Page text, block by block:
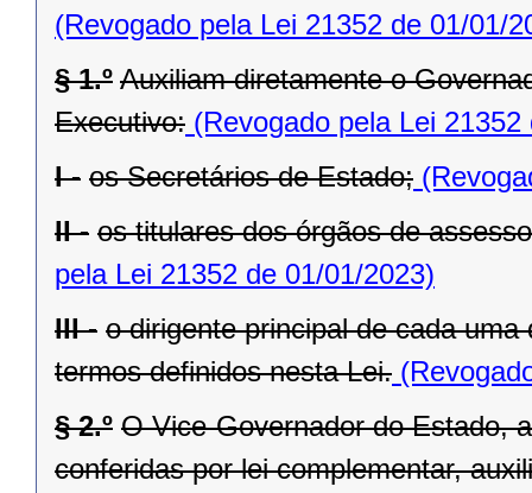
(Revogado pela Lei 21352 de 01/01/
§ 1.º Auxiliam diretamente o
Executivo: (Revogado pela Lei
I - os Secretários de Estado;
II - os titulares dos órgãos de
pela Lei 21352 de 01/01/2023)
III - o dirigente principal de cada
termos definidos nesta Lei.
§ 2.º O Vice-Governador do Estado,
conferidas por lei complementar,